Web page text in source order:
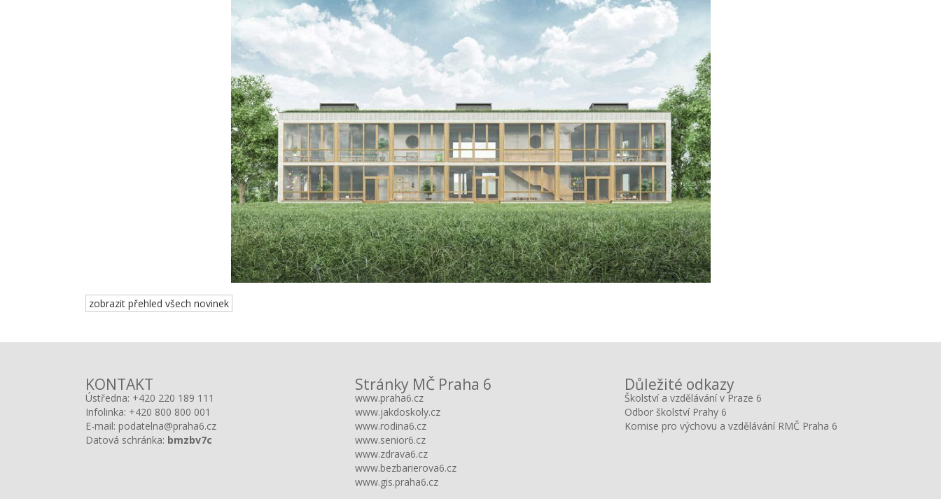
zobrazit přehled všech novinek
KONTAKT
Ústředna: +420 220 189 111
Infolinka: +420 800 800 001
E-mail: podatelna@praha6.cz
Datová schránka: bmzbv7c
Stránky MČ Praha 6
www.praha6.cz
www.jakdoskoly.cz
www.rodina6.cz
www.senior6.cz
www.zdrava6.cz
www.bezbarierova6.cz
www.gis.praha6.cz
Důležité odkazy
Školství a vzdělávání v Praze 6
Odbor školství Prahy 6
Komise pro výchovu a vzdělávání RMČ Praha 6